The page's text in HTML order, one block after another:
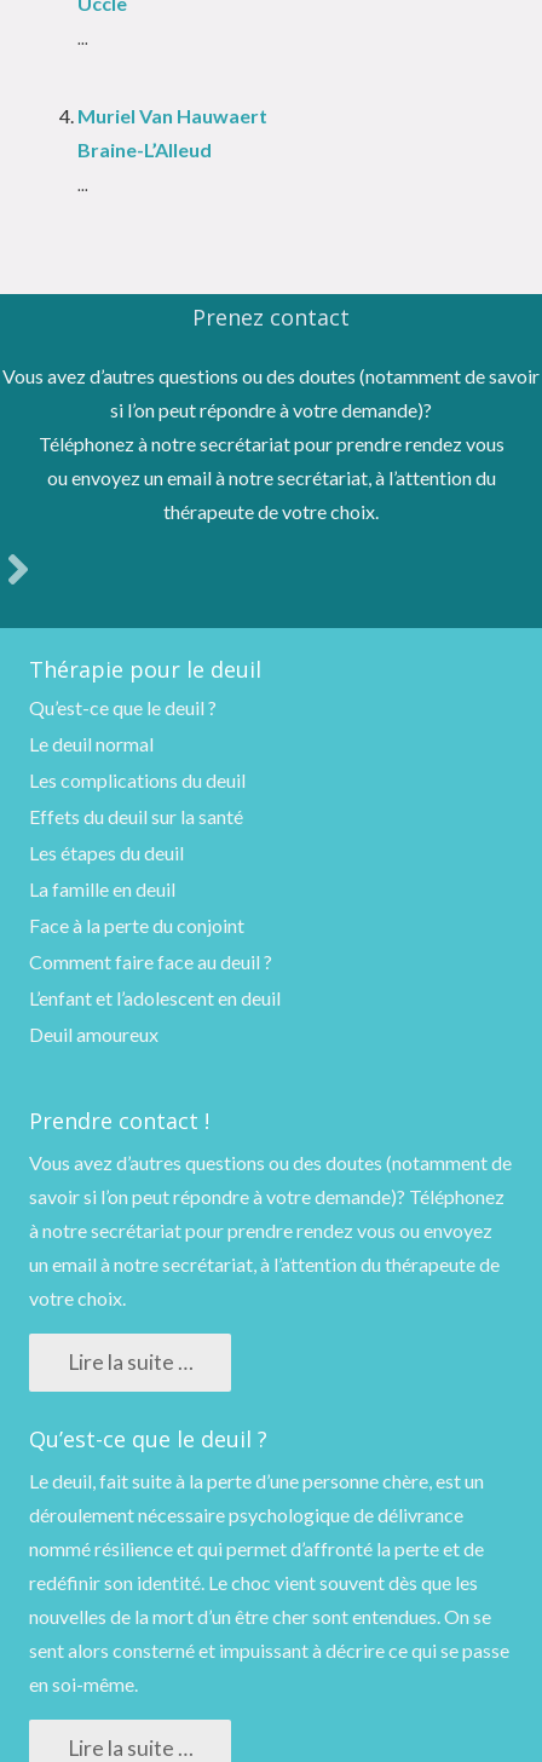
...
Muriel Van Hauwaert
Braine-L’Alleud
...
Prenez contact
Vous avez d’autres questions ou des doutes (notamment de savoir
si l’on peut répondre à votre demande)?
Téléphonez à notre secrétariat pour prendre rendez vous
ou envoyez un email à notre secrétariat, à l’attention du
thérapeute de votre choix.
Thérapie pour le deuil
Qu’est-ce que le deuil ?
Le deuil normal
Les complications du deuil
Effets du deuil sur la santé
Les étapes du deuil
La famille en deuil
Face à la perte du conjoint
Comment faire face au deuil ?
L’enfant et l’adolescent en deuil
Deuil amoureux
Prendre contact !
Vous avez d’autres questions ou des doutes (notamment de
savoir si l’on peut répondre à votre demande)? Téléphonez
à notre secrétariat pour prendre rendez vous ou envoyez
un email à notre secrétariat, à l’attention du thérapeute de
votre choix.
Lire la suite …
Qu’est-ce que le deuil ?
Le deuil, fait suite à la perte d’une personne chère, est un
déroulement nécessaire psychologique de délivrance
nommé résilience et qui permet d’affronté la perte et de
redéfinir son identité. Le choc vient souvent dès que les
nouvelles de la mort d’un être cher sont entendues. On se
sent alors consterné et impuissant à décrire ce qui se passe
en soi-même.
Lire la suite …